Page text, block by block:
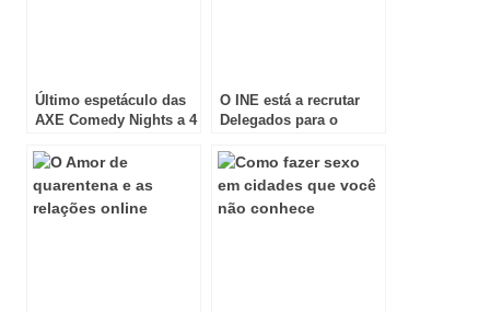
Último espetáculo das
AXE Comedy Nights a 4
O INE está a recrutar
Delegados para o